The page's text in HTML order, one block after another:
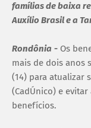
famílias de baixa
Auxílio Brasil e a
Rondônia - Os
mais de dois anos
(14) para atualizar
(CadÚnico) e
benefícios.